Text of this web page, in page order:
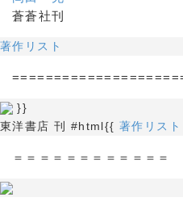
蒼蒼社刊
著作リスト
}} [[久
東洋書店 刊 #html{{ 著作リスト
＝＝＝＝＝＝＝＝＝＝＝＝